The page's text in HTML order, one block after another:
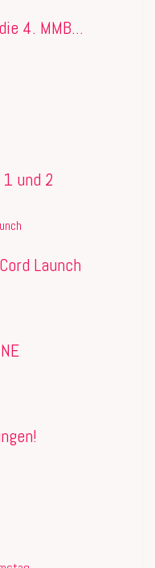
4. MMB...
und 2
Launch